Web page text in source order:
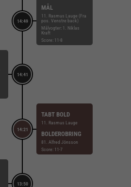
14:49
MÅL
11. Rasmus Lauge (Fra
pos. Venstre back)
Målvogter: 1. Niklas
Kraft
Score: 11-8
14:41
14:21
TABT BOLD
11. Rasmus Lauge
BOLDEROBRING
81. Alfred Jönsson
Score: 11-7
13:50